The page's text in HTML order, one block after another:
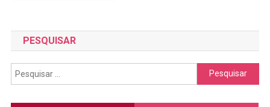
PESQUISAR
Pesquisar
por: